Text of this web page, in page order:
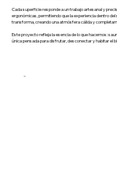
Cada superficie responde a un trabajo artesanal y
ergonómicas, permitiendo que la experiencia dentro
transforma, creando una atmósfera cálida y
Este proyecto refleja la esencia de lo que hacemos:
única pensada para disfrutar, desconectar y habitar el